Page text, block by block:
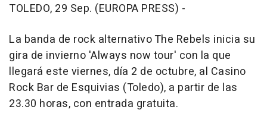
TOLEDO, 29 Sep. (EUROPA PRESS) -
La banda de rock alternativo The Rebels inicia su
gira de invierno 'Always now tour' con la que
llegará este viernes, día 2 de octubre, al Casino
Rock Bar de Esquivias (Toledo), a partir de las
23.30 horas, con entrada gratuita.